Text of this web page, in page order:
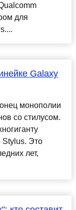
для
Galaxy
монополии
со стилусом.
Это
лет,